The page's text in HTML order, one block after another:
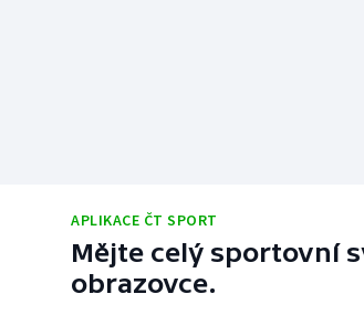
APLIKACE ČT SPORT
Mějte celý sportovní
obrazovce.